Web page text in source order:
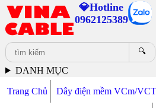
💎Hotline
0962125389
🔍
DANH MỤC
Trang Chủ Dây điện mềm VCm/